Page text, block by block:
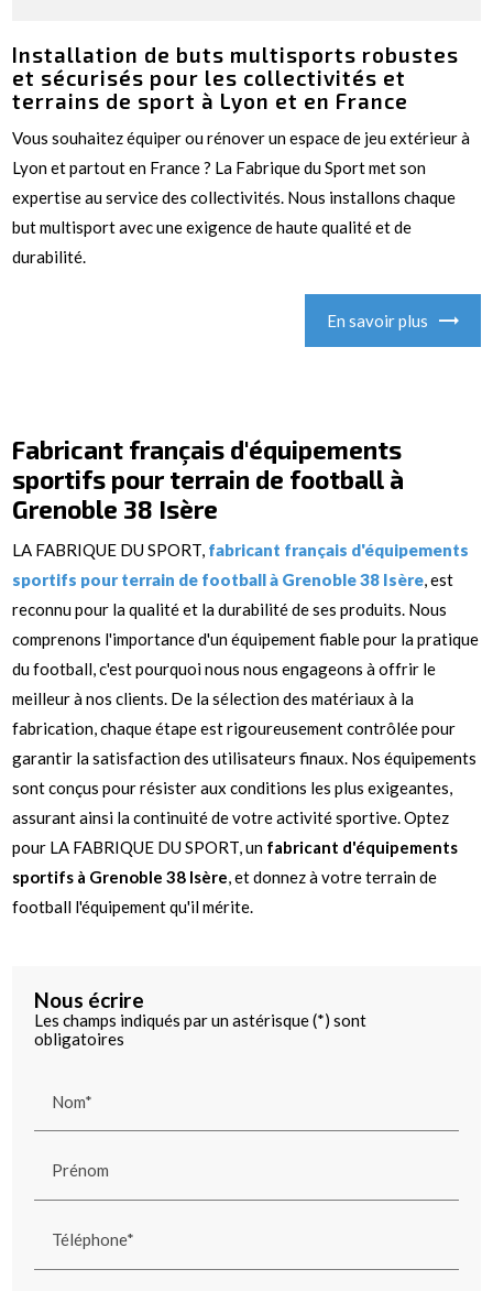
Installation de buts multisports robustes
et sécurisés pour les collectivités et
terrains de sport à Lyon et en France
Vous souhaitez équiper ou rénover un espace de jeu extérieur à
Lyon et partout en France ? La Fabrique du Sport met son
expertise au service des collectivités. Nous installons chaque
but multisport avec une exigence de haute qualité et de
durabilité.
En savoir plus
Fabricant français d'équipements
sportifs pour terrain de football à
Grenoble 38 Isère
LA FABRIQUE DU SPORT, fabricant français d'équipements
sportifs pour terrain de football à Grenoble 38 Isère, est
reconnu pour la qualité et la durabilité de ses produits. Nous
comprenons l'importance d'un équipement fiable pour la pratique
du football, c'est pourquoi nous nous engageons à offrir le
meilleur à nos clients. De la sélection des matériaux à la
fabrication, chaque étape est rigoureusement contrôlée pour
garantir la satisfaction des utilisateurs finaux. Nos équipements
sont conçus pour résister aux conditions les plus exigeantes,
assurant ainsi la continuité de votre activité sportive. Optez
pour LA FABRIQUE DU SPORT, un fabricant d'équipements
sportifs à Grenoble 38 Isère, et donnez à votre terrain de
football l'équipement qu'il mérite.
Nous écrire
Les champs indiqués par un astérisque (*) sont
obligatoires
Nom*
Prénom
Téléphone*